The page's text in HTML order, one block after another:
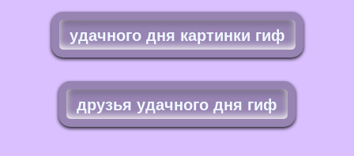
удачного дня картинки гиф
друзья удачного дня гиф